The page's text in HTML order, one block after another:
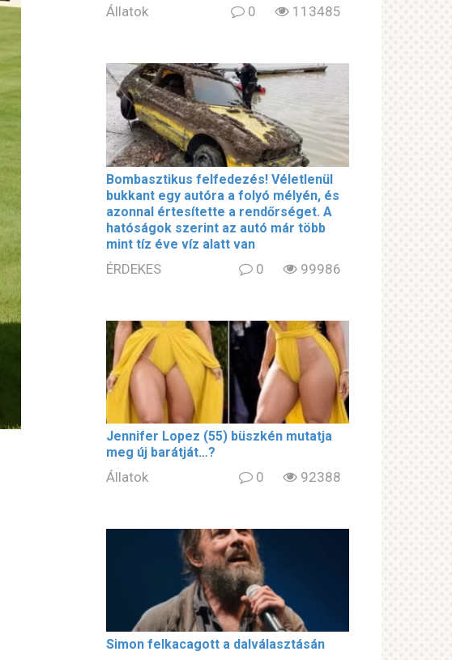
Állatok 0 113485
Bombasztikus felfedezés! Véletlenül
bukkant egy autóra a folyó mélyén, és
azonnal értesítette a rendőrséget. A
hatóságok szerint az autó már több
mint tíz éve víz alatt van
ÉRDEKES 0 99986
Jennifer Lopez (55) büszkén mutatja
meg új barátját…?
Állatok 0 92388
Simon felkacagott a dalválasztásán